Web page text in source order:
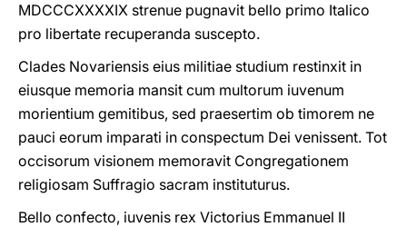
MDCCCXXXXIX strenue pugnavit bello primo Italico
pro libertate recuperanda suscepto.
Clades Novariensis eius militiae studium restinxit in
eiusque memoria mansit cum multorum iuvenum
morientium gemitibus, sed praesertim ob timorem ne
pauci eorum imparati in conspectum Dei venissent. Tot
occisorum visionem memoravit Congregationem
religiosam Suffragio sacram instituturus.
Bello confecto, iuvenis rex Victorius Emmanuel II